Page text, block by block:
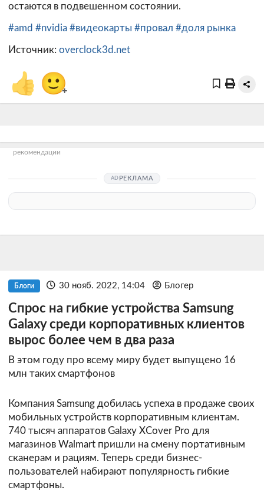
остаются в подвешенном состоянии.
#amd #nvidia #видеокарты #провал #доля рынка
Источник: overclock3d.net
👍 🙂+
рекомендации
РЕКЛАМА
Блоги 30 нояб. 2022, 14:04 Блогер
Спрос на гибкие устройства Samsung
Galaxy среди корпоративных клиентов
вырос более чем в два раза
В этом году про всему миру будет выпущено 16
млн таких смартфонов
Компания Samsung добилась успеха в продаже своих
мобильных устройств корпоративным клиентам.
740 тысяч аппаратов Galaxy XCover Pro для
магазинов Walmart пришли на смену портативным
сканерам и рациям. Теперь среди бизнес-
пользователей набирают популярность гибкие
смартфоны.